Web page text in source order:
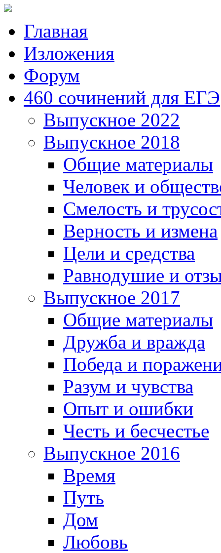
Главная
Изложения
Форум
460 сочинений для ЕГЭ
Выпускное 2022
Выпускное 2018
Общие материалы
Человек и
Смелость и
Верность и измена
Цели и средства
Равнодушие и
Выпускное 2017
Общие материалы
Дружба и вражда
Победа и
Разум и чувства
Опыт и ошибки
Честь и бесчестье
Выпускное 2016
Время
Путь
Дом
Любовь